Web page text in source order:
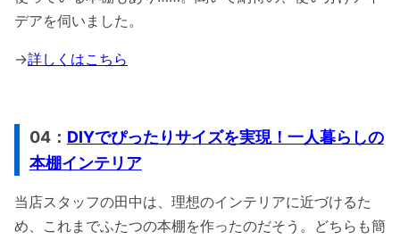
デアを伺いました。
→詳しくはこちら
04： DIYでぴったりサイズを実現！一人暮らしの
本棚インテリア
当店スタッフの田中は、理想のインテリアに近づけるた
め、これまでふたつの本棚を作ったのだそう。どちらも簡